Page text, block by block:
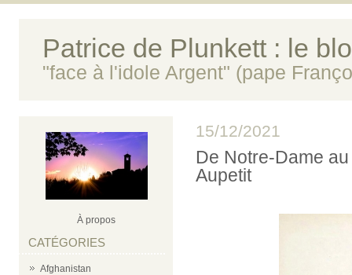
Patrice de Plunkett : le
"face à l'idole Argent" (pape
À propos
CATÉGORIES
Afghanistan
15/12/2021
De Notre-Dame
Aupetit